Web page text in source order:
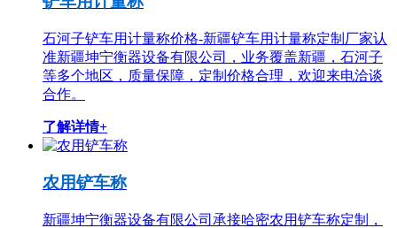
石河子铲车用计量称价格-新疆铲车用计量称定制厂家认
准新疆坤宁衡器设备有限公司，业务覆盖新疆，石河子
等多个地区，质量保障，定制价格合理，欢迎来电洽谈
合作。
了解详情+
农用铲车称
新疆坤宁衡器设备有限公司承接哈密农用铲车称定制，